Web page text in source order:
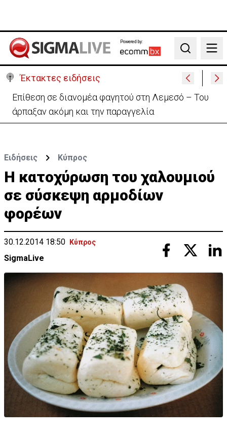
Powered by:
Search
Έκτακτες ειδήσεις
Ιταλία-Ισπανία: Στα άκρα η διπλωματική κόντρα για
το Σένγκεν
Ειδήσεις Κύπρος
Η κατοχύρωση του χαλουμιού
σε σύσκεψη αρμοδίων
φορέων
30.12.2014 18:50 Κύπρος
SigmaLive